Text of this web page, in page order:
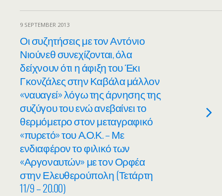
9 SEPTEMBER 2013
Οι συζητήσεις με τον Αντόνιο
Νιούνεθ συνεχίζονται, όλα
δείχνουν ότι η άφιξη του Έκι
Γκονζάλες στην Καβάλα μάλλον
«ναυαγεί» λόγω της άρνησης της
συζύγου του ενώ ανεβαίνει το
θερμόμετρο στον μεταγραφικό
«πυρετό» του Α.Ο.Κ. – Με
ενδιαφέρον το φιλικό των
«Αργοναυτών» με τον Ορφέα
στην Ελευθερούπολη (Τετάρτη
11/9 – 20.00)